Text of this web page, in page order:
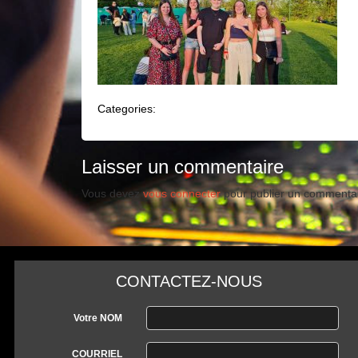
Categories:
Laisser un commentaire
Vous devez vous connecterpour publier un
CONTACTEZ-NOUS
Votre NOM
COURRIEL